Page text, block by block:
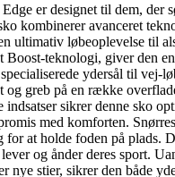
er designet til dem, der
kombinerer avanceret
ultimativ løbeoplevelse til
Boost-teknologi, giver den
ydersål til vej-
og greb på en række
indsatser sikrer denne sko
med komforten.
for at holde foden på plads.
og ånder deres sport.
nye stier, sikrer den både